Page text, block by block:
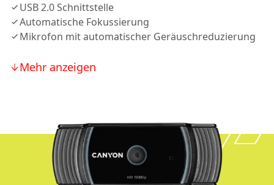
USB 2.0 Schnittstelle
Automatische Fokussierung
Mikrofon mit automatischer Geräuschreduzierung
Mehr anzeigen